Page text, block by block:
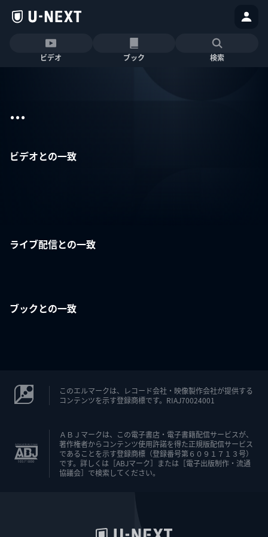
ビデオ ブック 検索
...
ビデオとの一致
ライブ配信との一致
ブックとの一致
このエルマークは、レコード会社・映像製作会社が提供する
コンテンツを示す登録商標です。RIAJ70024001
ＡＢＪマークは、この電子書店・電子書籍配信サービスが、
著作権者からコンテンツ使用許諾を得た正規版配信サービス
であることを示す登録商標（登録番号第６０９１７１３号）
です。詳しくは［ABJマーク］または［電子出版制作・流通
協議会］で検索してください。